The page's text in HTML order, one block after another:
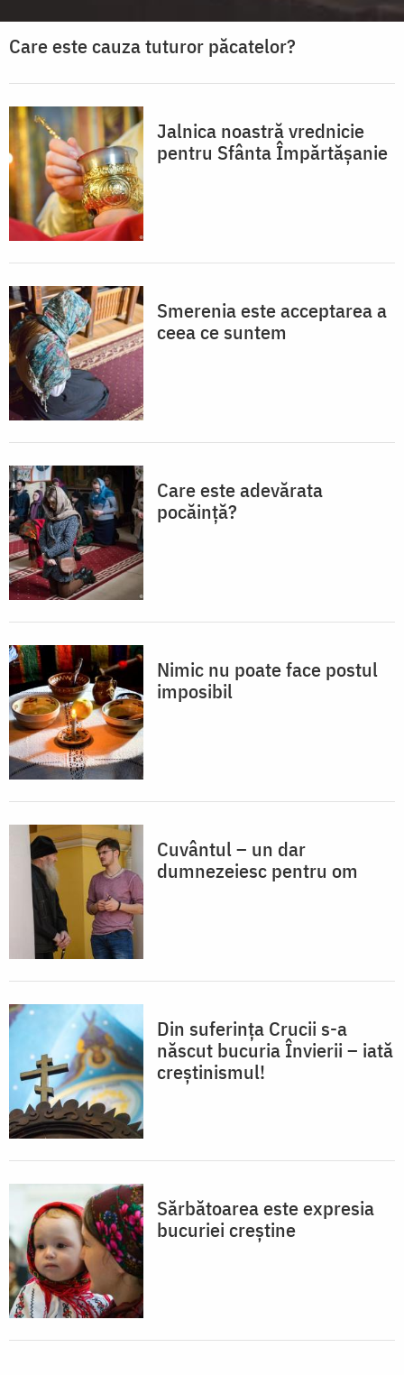
Care este cauza tuturor păcatelor?
Jalnica noastră vrednicie
pentru Sfânta Împărtășanie
Smerenia este acceptarea a
ceea ce suntem
Care este adevărata
pocăință?
Nimic nu poate face postul
imposibil
Cuvântul – un dar
dumnezeiesc pentru om
Din suferința Crucii s-a
născut bucuria Învierii – iată
creștinismul!
Sărbătoarea este expresia
bucuriei creștine